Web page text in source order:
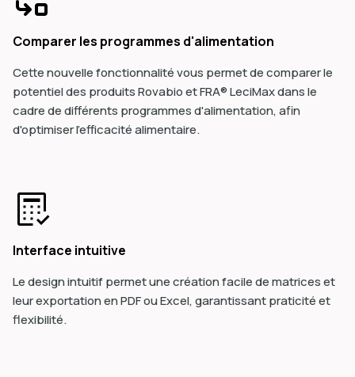
Comparer les programmes d'alimentation
Cette nouvelle fonctionnalité vous permet de comparer le
potentiel des produits Rovabio et FRA® LeciMax dans le
cadre de différents programmes d'alimentation, afin
d'optimiser l'efficacité alimentaire.
Interface intuitive
Le design intuitif permet une création facile de matrices et
leur exportation en PDF ou Excel, garantissant praticité et
flexibilité.